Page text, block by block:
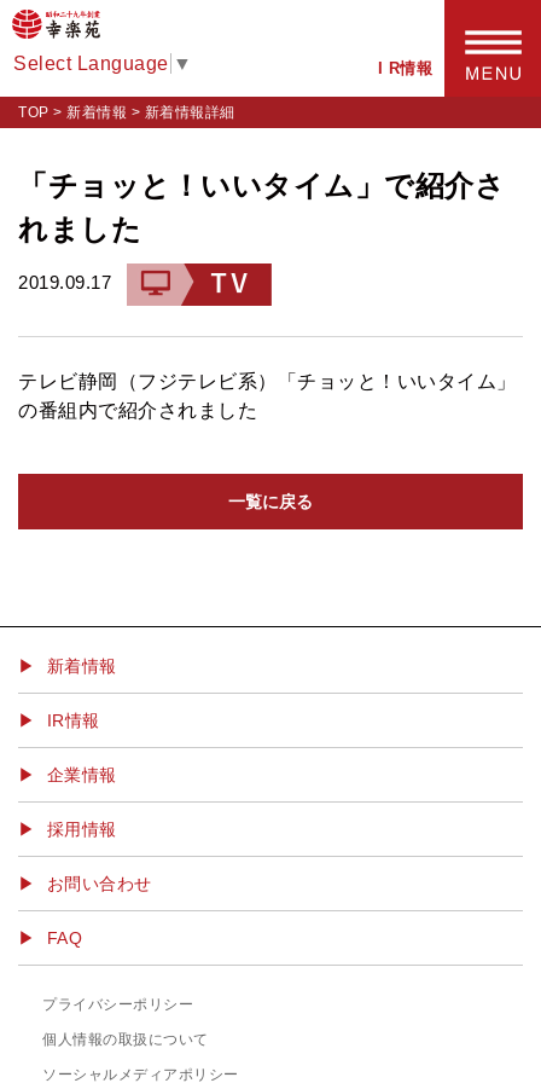
Select Language ▼ I R情報
TOP > 新着情報 > 新着情報詳細
「チョッと！いいタイム」で紹介さ
れました
2019.09.17
テレビ静岡（フジテレビ系）「チョッと！いいタイム」
の番組内で紹介されました
一覧に戻る
▶ 新着情報
IR情報
企業情報
採用情報
お問い合わせ
FAQ
プライバシーポリシー
個人情報の取扱について
ソーシャルメディアポリシー